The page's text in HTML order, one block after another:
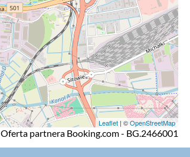
Leaflet | ©OpenStreetMap
Oferta partnera Booking.com - BG.2466001